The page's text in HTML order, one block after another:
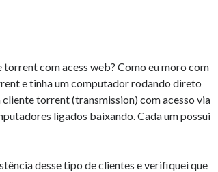
com acess web? Como eu moro com
e tinha um computador rodando direto
torrent (transmission) com acesso via
ligados baixando. Cada um possui
desse tipo de clientes e verifiquei que